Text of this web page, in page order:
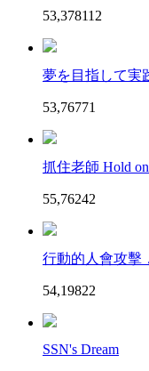
53,378112
夢を目指して実
53,76771
抓住老師 Hold
55,76242
行動的人會攻擊
54,19822
SSN's Dream